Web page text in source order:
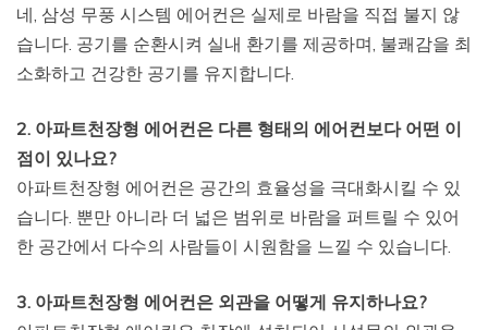
네, 삼성 무풍 시스템 에어컨은 실제로 바람을 직접 불지 않
습니다. 공기를 순환시켜 실내 환기를 제공하며, 불쾌감을 최
소화하고 건강한 공기를 유지합니다.
2. 아파트천장형 에어컨은 다른 형태의 에어컨보다 어떤 이
점이 있나요?
아파트천장형 에어컨은 공간의 효율성을 극대화시킬 수 있
습니다. 뿐만 아니라 더 넓은 범위로 바람을 퍼트릴 수 있어
한 공간에서 다수의 사람들이 시원함을 느낄 수 있습니다.
3. 아파트천장형 에어컨은 외관을 어떻게 유지하나요?